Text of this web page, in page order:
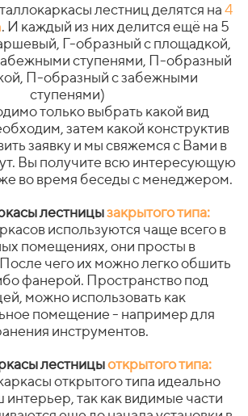
лестниц делятся на4
. И каждый из них делится ещё на 5
Г-образный с площадкой,
ступенями, П-образный
П-образный с забежными
ступенями)
только выбрать какой вид
затем какой конструктив
заявку и мы свяжемся с Вами в
Вы получите всю интересующую
во время беседы с менеджером.
лестницызакрытого типа:
используются чаще всего в
помещениях, они просты в
чего их можно легко обшить
фанерой. Пространство под
можно использовать как
помещение - например для
инструментов.
лестницыоткрытого типа:
открытого типа идеально
так как видимые части